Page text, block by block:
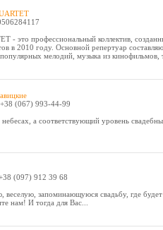
- это профессиональный коллектив,
в 2010 году. Основной репертуар
мелодий, музыка из кинофильмов,
(067) 993-44-99
а соответствующий уровень
(097) 912 39 68
веселую, запоминающуюся свадьбу, где
нам! И тогда для Вас...